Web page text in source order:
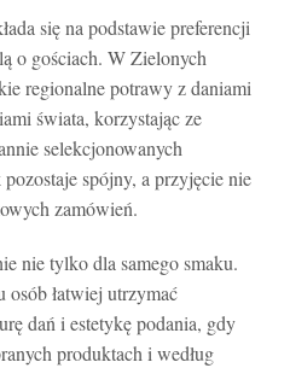
się na podstawie preferencji
o gościach. W Zielonych
regionalne potrawy z daniami
świata, korzystając ze
selekcjonowanych
spójny, a przyjęcie nie
zamówień.
nie tylko dla samego smaku.
łatwiej utrzymać
dań i estetykę podania, gdy
produktach i według